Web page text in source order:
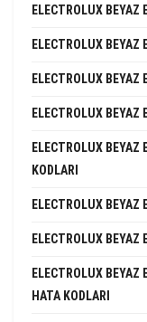
ELECTROLUX BEYAZ
ELECTROLUX BEYAZ
ELECTROLUX BEYAZ
ELECTROLUX BEYAZ
ELECTROLUX BEYAZ
KODLARI
ELECTROLUX BEYAZ
ELECTROLUX BEYAZ
ELECTROLUX BEYAZ
HATA KODLARI